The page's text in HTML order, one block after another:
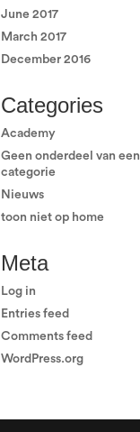
June 2017
March 2017
December 2016
Categories
Academy
Geen onderdeel van een
categorie
Nieuws
toon niet op home
Meta
Log in
Entries feed
Comments feed
WordPress.org